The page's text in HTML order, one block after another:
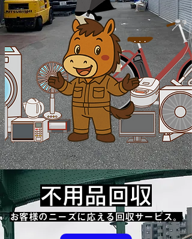
不用品回収
​お客様のニーズに応える回収サービス。